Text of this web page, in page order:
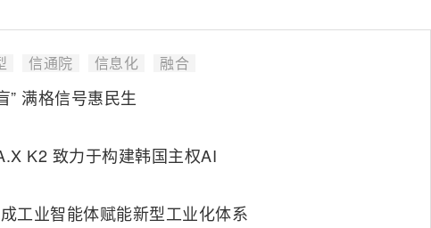
信通院 信息化 融合
” 满格信号惠民生
K2 致力于构建韩国主权AI
工业智能体赋能新型工业化体系